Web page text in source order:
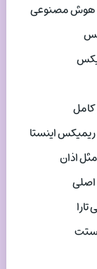
هوش مصنوعی
اینستا
اذان